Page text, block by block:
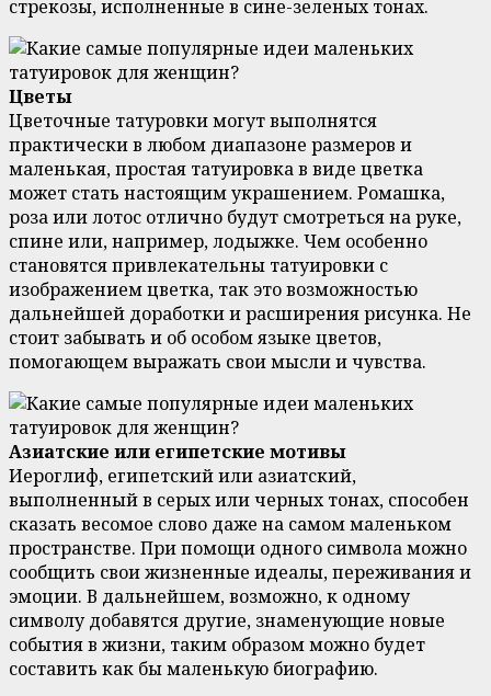
стрекозы, исполненные в сине-зеленых тонах.
Цветы
Цветочные татуровки могут выполнятся
практически в любом диапазоне размеров и
маленькая, простая татуировка в виде цветка
может стать настоящим украшением. Ромашка,
роза или лотос отлично будут смотреться на руке,
спине или, например, лодыжке. Чем особенно
становятся привлекательны татуировки с
изображением цветка, так это возможностью
дальнейшей доработки и расширения рисунка. Не
стоит забывать и об особом языке цветов,
помогающем выражать свои мысли и чувства.
Азиатские или египетские мотивы
Иероглиф, египетский или азиатский,
выполненный в серых или черных тонах, способен
сказать весомое слово даже на самом маленьком
пространстве. При помощи одного символа можно
сообщить свои жизненные идеалы, переживания и
эмоции. В дальнейшем, возможно, к одному
символу добавятся другие, знаменующие новые
события в жизни, таким образом можно будет
составить как бы маленькую биографию.